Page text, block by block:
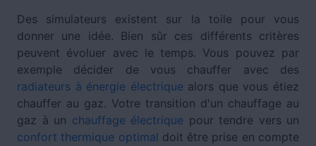
Des simulateurs existent sur la toile pour vous
donner une idée. Bien sûr ces différents critères
peuvent évoluer avec le temps. Vous pouvez par
exemple décider de vous chauffer avec des
radiateurs à énergie électrique alors que vous étiez
chauffer au gaz. Votre transition d'un chauffage au
gaz à un chauffage électrique pour tendre vers un
confort thermique optimal doit être prise en compte